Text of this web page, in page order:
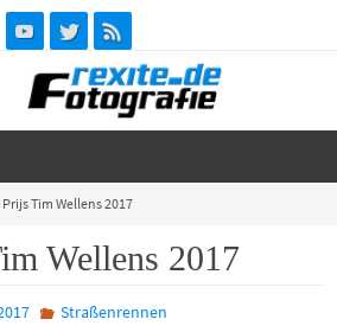
Tim Wellens 2017
Wellens 2017
Straßenrennen